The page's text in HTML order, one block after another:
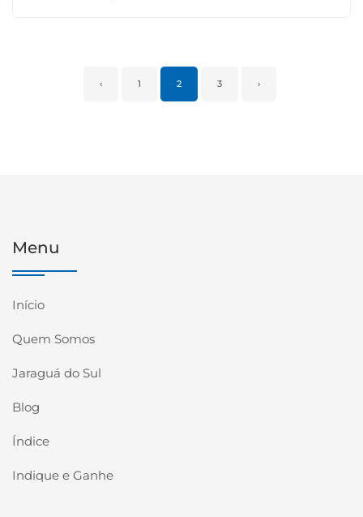
‹ 1 2 3 ›
Menu
Início
Quem Somos
Jaraguá do Sul
Blog
Índice
Indique e Ganhe